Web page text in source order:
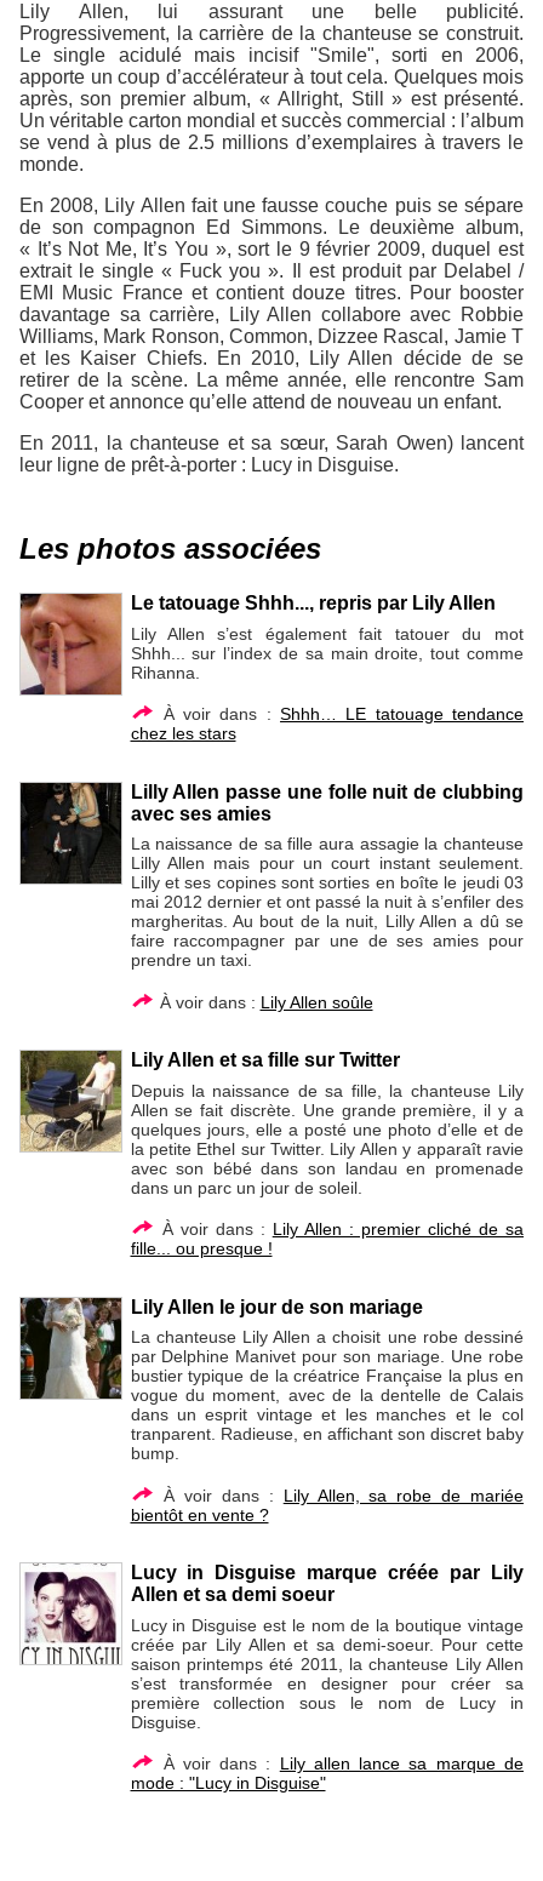
Lily Allen, lui assurant une belle publicité.
Progressivement, la carrière de la chanteuse se construit.
Le single acidulé mais incisif "Smile", sorti en 2006,
apporte un coup d’accélérateur à tout cela. Quelques mois
après, son premier album, « Allright, Still » est présenté.
Un véritable carton mondial et succès commercial : l’album
se vend à plus de 2.5 millions d’exemplaires à travers le
monde.
En 2008, Lily Allen fait une fausse couche puis se sépare
de son compagnon Ed Simmons. Le deuxième album,
« It’s Not Me, It’s You », sort le 9 février 2009, duquel est
extrait le single « Fuck you ». Il est produit par Delabel /
EMI Music France et contient douze titres. Pour booster
davantage sa carrière, Lily Allen collabore avec Robbie
Williams, Mark Ronson, Common, Dizzee Rascal, Jamie T
et les Kaiser Chiefs. En 2010, Lily Allen décide de se
retirer de la scène. La même année, elle rencontre Sam
Cooper et annonce qu’elle attend de nouveau un enfant.
En 2011, la chanteuse et sa sœur, Sarah Owen) lancent
leur ligne de prêt-à-porter : Lucy in Disguise.
Les photos associées
Le tatouage Shhh..., repris par Lily Allen
Lily Allen s’est également fait tatouer du mot
Shhh... sur l’index de sa main droite, tout comme
Rihanna.
À voir dans :Shhh… LE tatouage tendance
chez les stars
Lilly Allen passe une folle nuit de clubbing
avec ses amies
La naissance de sa fille aura assagie la chanteuse
Lilly Allen mais pour un court instant seulement.
Lilly et ses copines sont sorties en boîte le jeudi 03
mai 2012 dernier et ont passé la nuit à s’enfiler des
margheritas. Au bout de la nuit, Lilly Allen a dû se
faire raccompagner par une de ses amies pour
prendre un taxi.
À voir dans : Lily Allen soûle
Lily Allen et sa fille sur Twitter
Depuis la naissance de sa fille, la chanteuse Lily
Allen se fait discrète. Une grande première, il y a
quelques jours, elle a posté une photo d’elle et de
la petite Ethel sur Twitter. Lily Allen y apparaît ravie
avec son bébé dans son landau en promenade
dans un parc un jour de soleil.
À voir dans : Lily Allen : premier cliché de sa
fille... ou presque !
Lily Allen le jour de son mariage
La chanteuse Lily Allen a choisit une robe dessiné
par Delphine Manivet pour son mariage. Une robe
bustier typique de la créatrice Française la plus en
vogue du moment, avec de la dentelle de Calais
dans un esprit vintage et les manches et le col
tranparent. Radieuse, en affichant son discret baby
bump.
À voir dans : Lily Allen, sa robe de mariée
bientôt en vente ?
Lucy in Disguise marque créée par Lily
Allen et sa demi soeur
Lucy in Disguise est le nom de la boutique vintage
créée par Lily Allen et sa demi-soeur. Pour cette
saison printemps été 2011, la chanteuse Lily Allen
s’est transformée en designer pour créer sa
première collection sous le nom de Lucy in
Disguise.
À voir dans : Lily allen lance sa marque de
mode : "Lucy in Disguise"